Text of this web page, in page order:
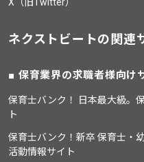
ネクストビートの関連
保育業界の求職者様向け
保育士バンク！ 日本最大級。
ト
保育士バンク！新卒 保育士・
活動情報サイト